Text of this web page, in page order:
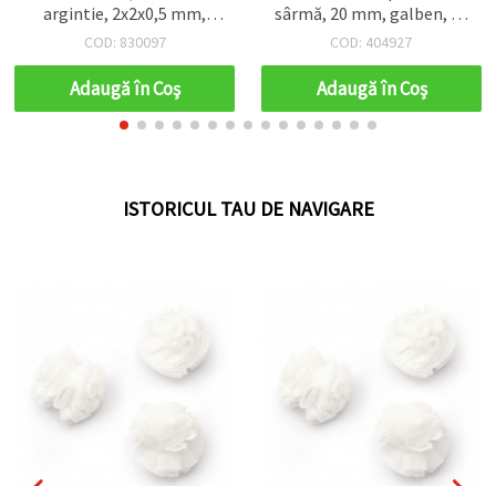
2x2x0,5 mm,
~200 buc (~1,35 g)
COD: 830097
Adaugă în Coş
sârmă, 20 mm, galben, 1–
12 bucăți – flori craft
cardmaking și decor floral
DIY
COD: 404927
Adaugă în Coş
ISTORICUL TAU DE NAVIGARE